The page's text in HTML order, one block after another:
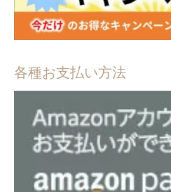
各種お支払い方法